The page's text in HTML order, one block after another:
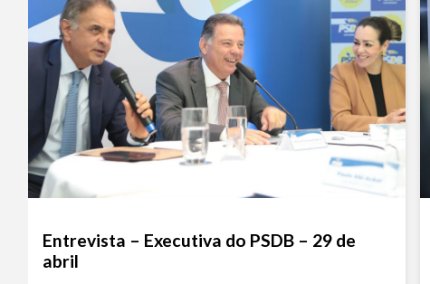
Entrevista – Executiva do PSDB – 29 de
abril